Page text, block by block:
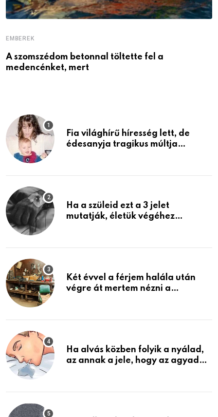
EMBEREK
A szomszédom betonnal töltette fel a
medencénket, mert
Fia világhírű híresség lett, de
édesanyja tragikus múltja
Ha a szüleid ezt a 3 jelet
mutatják, életük végéhez
Két évvel a férjem halála után
végre át mertem nézni a
életemet
Ha alvás közben folyik a nyálad,
az annak a jele, hogy az agyad…